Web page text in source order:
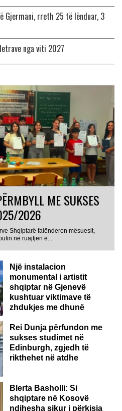
Gjermani, rreth 25 të lënduar, 3
nga viti 2027
ME SUKSES
2026
Shqiptarë falënderon mësuesit,
në ruajtjen e...
Një instalacion
monumental i artistit
shqiptar në Gjenevë
kushtuar viktimave të
zhdukjes me dhunë
Rei Dunja përfundon me
sukses studimet në
Edinburgh, zgjedh të
rikthehet në atdhe
Blerta Basholli: Si
shqiptare në Kosovë
ndihesha sikur i përkisja